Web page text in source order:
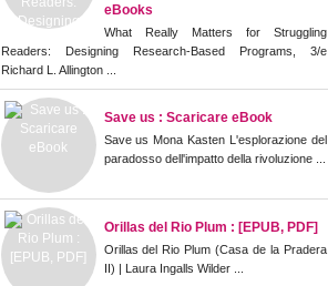
eBooks
What Really Matters for Struggling
Readers: Designing Research-Based Programs, 3/e
Richard L. Allington ...
Save us : Scaricare eBook
Save us Mona Kasten L'esplorazione del
paradosso dell'impatto della rivoluzione ...
Orillas del Rio Plum : [EPUB, PDF]
Orillas del Rio Plum (Casa de la Pradera
II) | Laura Ingalls Wilder ...